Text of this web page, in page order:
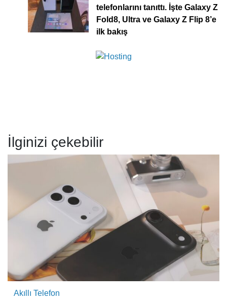
telefonlarını tanıttı. İşte Galaxy Z
Fold8, Ultra ve Galaxy Z Flip 8’e
ilk bakış
İlginizi çekebilir
Akıllı Telefon